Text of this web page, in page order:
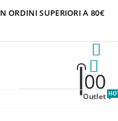
ORDINI SUPERIORI A 80€
00
Outlet